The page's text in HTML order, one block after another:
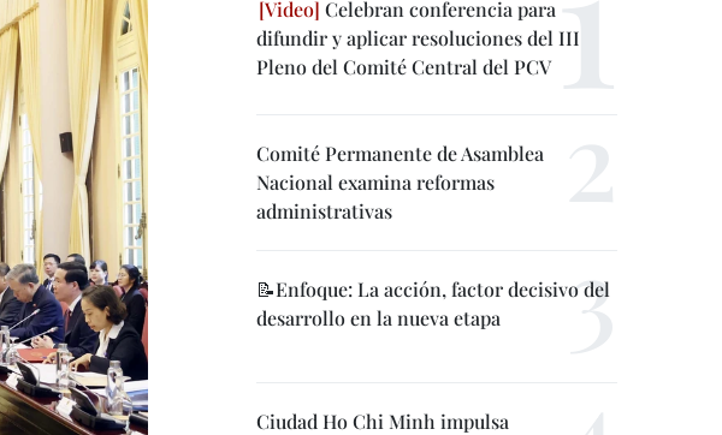
Celebran conferencia para
difundir y aplicar resoluciones del III
Pleno del Comité Central del PCV
Comité Permanente de Asamblea
Nacional examina reformas
administrativas
📝Enfoque: La acción, factor decisivo del
desarrollo en la nueva etapa
Ciudad Ho Chi Minh impulsa